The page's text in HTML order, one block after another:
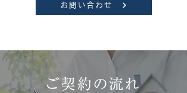
お問い合わせ